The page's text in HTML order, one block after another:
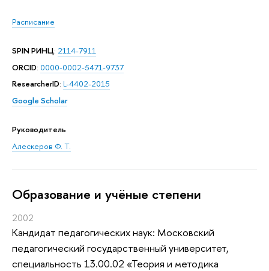
Расписание
SPIN РИНЦ: 2114-7911
ORCID: 0000-0002-5471-9737
ResearcherID: L-4402-2015
Google Scholar
Руководитель
Алескеров Ф. Т.
Oбразование и учёные степени
2002
Кандидат педагогических наук: Московский
педагогический государственный университет,
специальность 13.00.02 «Теория и методика